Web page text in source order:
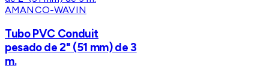
AMANCO-WAVIN
Tubo PVC Conduit
pesado de 2" (51 mm) de 3
m.